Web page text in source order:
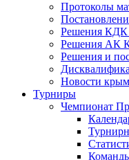
Протоколы
Решения
Решения АК
Решения и
Новости
Турниры
Чемпионат